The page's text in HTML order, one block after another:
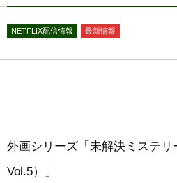
NETFLIX配信情報 最新情報
外画シリーズ「未解決ミステ
Vol.5）」